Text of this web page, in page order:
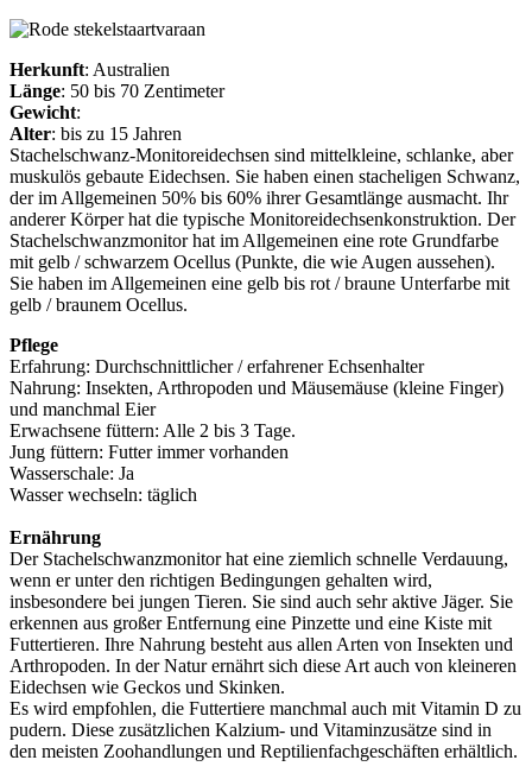
Herkunft: Australien
Länge: 50 bis 70 Zentimeter
Gewicht:
Alter: bis zu 15 Jahren
Stachelschwanz-Monitoreidechsen sind mittelkleine, schlanke, aber
muskulös gebaute Eidechsen. Sie haben einen stacheligen Schwanz,
der im Allgemeinen 50% bis 60% ihrer Gesamtlänge ausmacht. Ihr
anderer Körper hat die typische Monitoreidechsenkonstruktion. Der
Stachelschwanzmonitor hat im Allgemeinen eine rote Grundfarbe
mit gelb / schwarzem Ocellus (Punkte, die wie Augen aussehen).
Sie haben im Allgemeinen eine gelb bis rot / braune Unterfarbe mit
gelb / braunem Ocellus.
Pflege
Erfahrung: Durchschnittlicher / erfahrener Echsenhalter
Nahrung: Insekten, Arthropoden und Mäusemäuse (kleine Finger)
und manchmal Eier
Erwachsene füttern: Alle 2 bis 3 Tage.
Jung füttern: Futter immer vorhanden
Wasserschale: Ja
Wasser wechseln: täglich
Ernährung
Der Stachelschwanzmonitor hat eine ziemlich schnelle Verdauung,
wenn er unter den richtigen Bedingungen gehalten wird,
insbesondere bei jungen Tieren. Sie sind auch sehr aktive Jäger. Sie
erkennen aus großer Entfernung eine Pinzette und eine Kiste mit
Futtertieren. Ihre Nahrung besteht aus allen Arten von Insekten und
Arthropoden. In der Natur ernährt sich diese Art auch von kleineren
Eidechsen wie Geckos und Skinken.
Es wird empfohlen, die Futtertiere manchmal auch mit Vitamin D zu
pudern. Diese zusätzlichen Kalzium- und Vitaminzusätze sind in
den meisten Zoohandlungen und Reptilienfachgeschäften erhältlich.